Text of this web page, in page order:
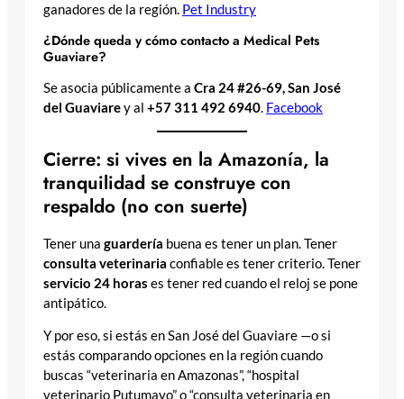
ganadores de la región. Pet Industry
¿Dónde queda y cómo contacto a Medical Pets
Guaviare?
Se asocia públicamente a Cra 24 #26-69, San José
del Guaviarey al +57 311 492 6940. Facebook
Cierre: si vives en la Amazonía, la
tranquilidad se construye con
respaldo (no con suerte)
Tener una guardería buena es tener un plan. Tener
consulta veterinaria confiable es tener criterio. Tener
servicio 24 horas es tener red cuando el reloj se pone
antipático.
Y por eso, si estás en San José del Guaviare —o si
estás comparando opciones en la región cuando
buscas “veterinaria en Amazonas”, “hospital
veterinario Putumayo” o “consulta veterinaria en